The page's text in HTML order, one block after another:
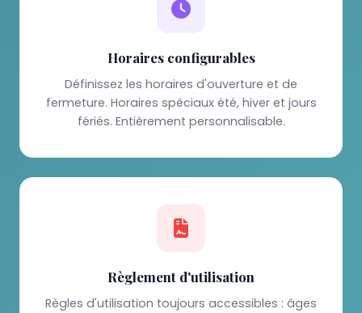
Horaires configurables
Définissez les horaires d'ouverture et de
fermeture. Horaires spéciaux été, hiver et jours
fériés. Entièrement personnalisable.
Règlement d'utilisation
Règles d'utilisation toujours accessibles : âges